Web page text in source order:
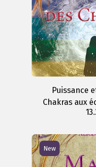
Puissance
Chakras aux
New